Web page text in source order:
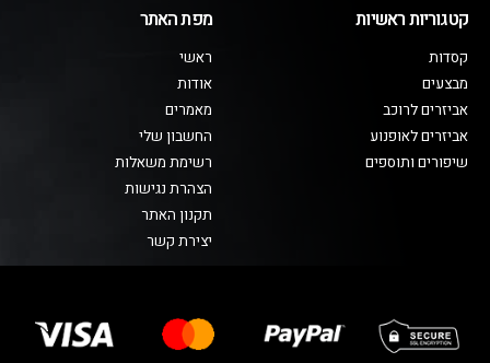
קטגוריות ראשיות
קסדות
מבצעים
אביזרים לרוכב
אביזרים לאופנוע
שיפורים ותוספים
מפת האתר
ראשי
אודות
מאמרים
החשבון שלי
רשימת משאלות
הצהרת נגישות
תקנון האתר
יצירת קשר